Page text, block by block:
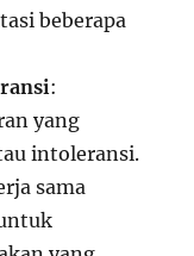
beberapa
:
yang
intoleransi.
sama